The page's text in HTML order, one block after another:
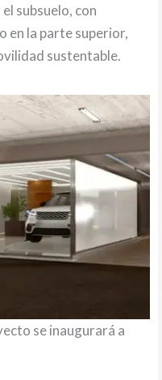
subsuelo, con
en la parte superior,
sustentable.
se inaugurará a